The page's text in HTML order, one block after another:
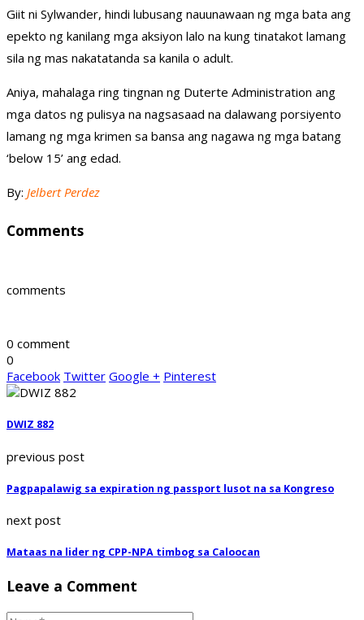
Giit ni Sylwander, hindi lubusang nauunawaan ng mga bata ang
epekto ng kanilang mga aksiyon lalo na kung tinatakot lamang
sila ng mas nakatatanda sa kanila o adult.
Aniya, mahalaga ring tingnan ng Duterte Administration ang
mga datos ng pulisya na nagsasaad na dalawang porsiyento
lamang ng mga krimen sa bansa ang nagawa ng mga batang
‘below 15’ ang edad.
By: Jelbert Perdez
Comments
comments
0 comment
0
Facebook Twitter Google + Pinterest
DWIZ 882
previous post
Pagpapalawig sa expiration ng passport lusot na sa Kongreso
next post
Mataas na lider ng CPP-NPA timbog sa Caloocan
Leave a Comment